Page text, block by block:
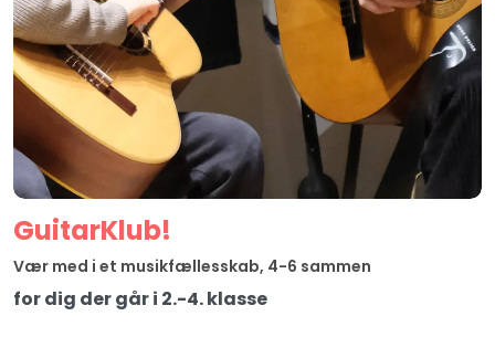
Guitar­Klub!
Vær med i et musikfællesskab, 4-6 sammen
for dig der går i 2.-4. klasse